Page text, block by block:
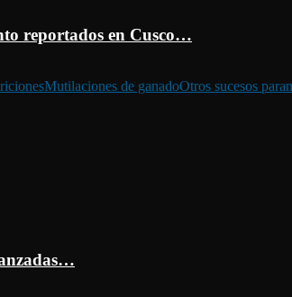
reportados en Cusco…
Mutilaciones de ganadoOtros sucesos